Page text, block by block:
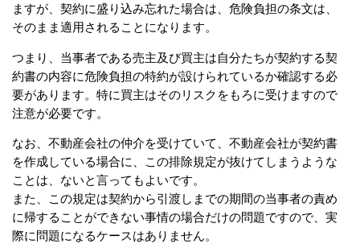
ますが、契約に盛り込み忘れた場合は、危険負担の条文は、
そのまま適用されることになります。
つまり、当事者である売主及び買主は自分たちが契約する契
約書の内容に危険負担の特約が設けられているか確認する必
要があります。特に買主はそのリスクをもろに受けますので
注意が必要です。
なお、不動産会社の仲介を受けていて、不動産会社が契約書
を作成している場合に、この排除規定が抜けてしまうような
ことは、ないと言ってもよいです。
また、この規定は契約から引渡しまでの期間の当事者の責め
に帰することができない事情の場合だけの問題ですので、実
際に問題になるケースはありません。